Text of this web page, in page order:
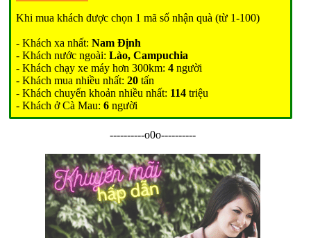
Khi mua khách được chọn 1 mã số nhận quà (từ 1-100)
- Khách xa nhất:Nam Định
- Khách nước ngoài:Lào, Campuchia
- Khách chạy xe máy hơn 300km:4 người
- Khách mua nhiều nhất:20 tấn
- Khách chuyển khoản nhiều nhất: 114 triệu
- Khách ở Cà Mau:6 người
----------o0o----------